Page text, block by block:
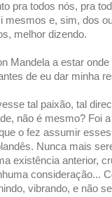
pra todos nós, pra
mesmos e, sim, dos
melhor dizendo.
Mandela a estar
de eu dar minha
tal paixão, tal
não é mesmo? Foi
o fez assumir
Nunca mais
existência anterior,
consideração...
vibrando, e não